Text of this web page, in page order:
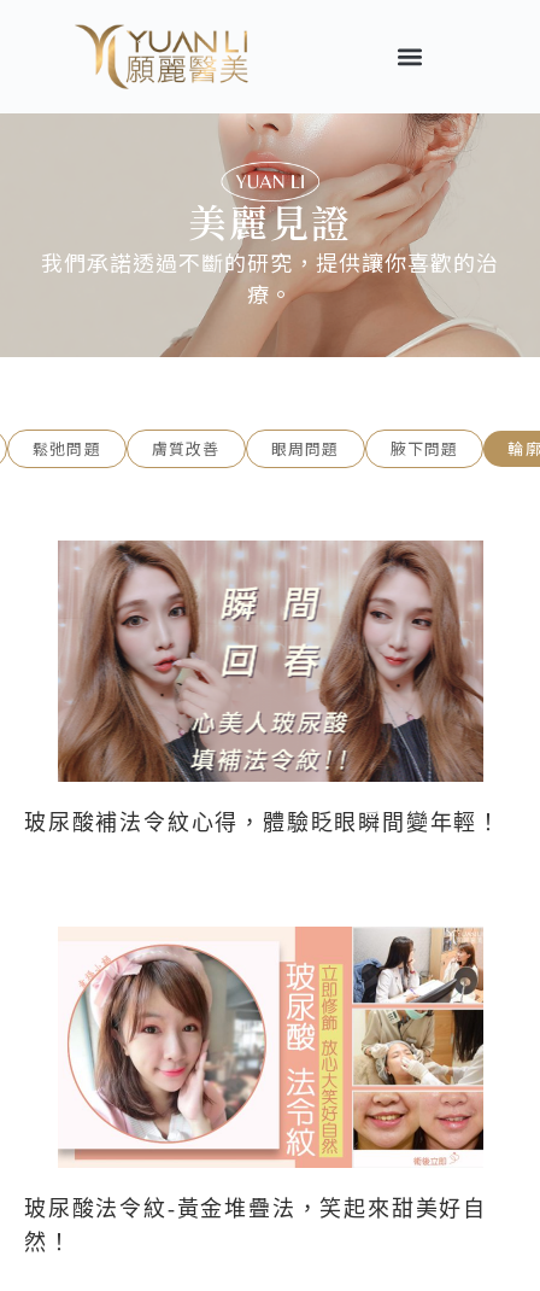
美麗見證
我們承諾透過不斷的研究，提供讓你喜歡的治
療。
鬆弛問題 膚質改善 眼周問題 腋下問題 輪
玻尿酸補法令紋心得，體驗眨眼瞬間變年輕！
玻尿酸法令紋-黃金堆疊法，笑起來甜美好自
然！